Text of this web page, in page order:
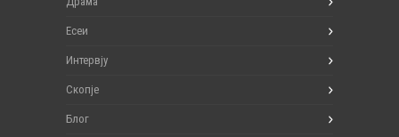
Есеи
Интервју
Скопје
Блог